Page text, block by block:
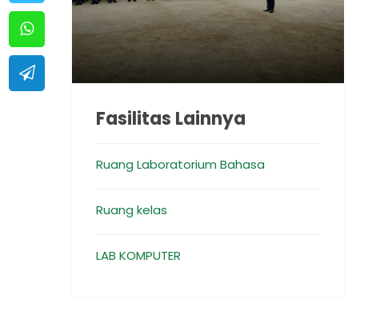
Fasilitas Lainnya
Ruang Laboratorium Bahasa
Ruang kelas
LAB KOMPUTER